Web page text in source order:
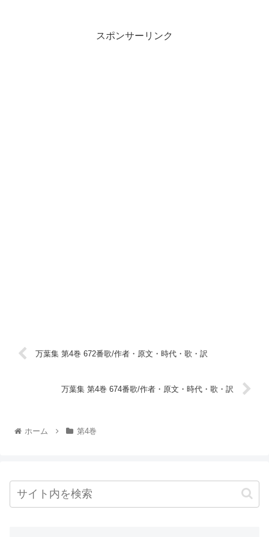
スポンサーリンク
万葉集 第4巻 672番歌/作者・原文・時代・歌・訳
万葉集 第4巻 674番歌/作者・原文・時代・歌・訳
ホーム 第4巻